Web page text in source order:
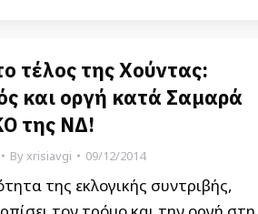
τέλος της Χούντας:
και οργή κατά Σαμαρά
της ΝΔ!
Byxrisiavgi 09/12/2014
της εκλογικής συντριβής,